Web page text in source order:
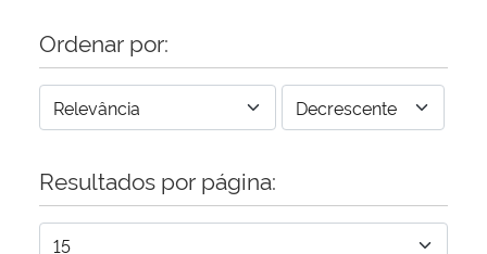
Ordenar por:
Resultados por página: